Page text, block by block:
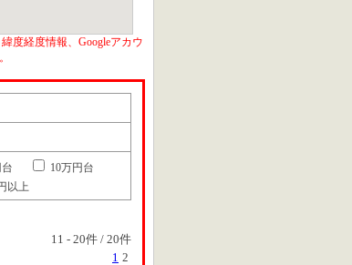
度経度情報、Googleアカウ
10万円台
以上
11 - 20件 / 20件
1 2